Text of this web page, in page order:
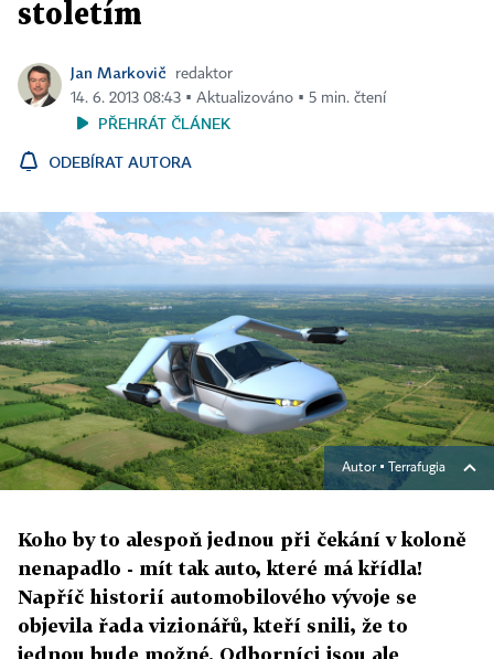
stoletím
Jan Markovič
redaktor
14. 6. 2013 08:43 ▪ Aktualizováno ▪ 5 min. čtení
PŘEHRÁT ČLÁNEK
ODEBÍRAT AUTORA
Autor ▪ Terrafugia
Koho by to alespoň jednou při čekání v koloně
nenapadlo - mít tak auto, které má křídla!
Napříč historií automobilového vývoje se
objevila řada vizionářů, kteří snili, že to
jednou bude možné. Odborníci jsou ale